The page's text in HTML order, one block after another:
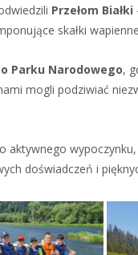
Przełom Białki
skałki
Parku Narodowego,
mogli podziwiać
aktywnego
doświadczeń i